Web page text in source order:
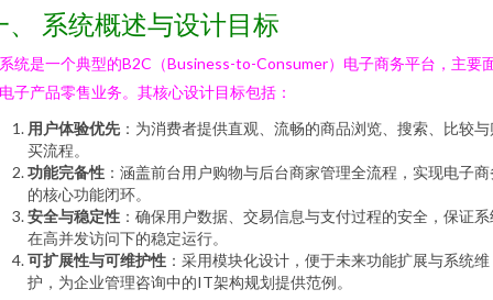
、 系统概述与设计目标
统是一个典型的B2C（Business-to-Consumer）电子商务平台，主要
子产品零售业务。其核心设计目标包括：
用户体验优先 ：为消费者提供直观、流畅的商品浏览、搜索、比较与
买流程。
功能完备性 ：涵盖前台用户购物与后台商家管理全流程，实现电子商
的核心功能闭环。
安全与稳定性 ：确保用户数据、交易信息与支付过程的安全，保证系
在高并发访问下的稳定运行。
可扩展性与可维护性 ：采用模块化设计，便于未来功能扩展与系统维
护，为企业管理咨询中的IT架构规划提供范例。